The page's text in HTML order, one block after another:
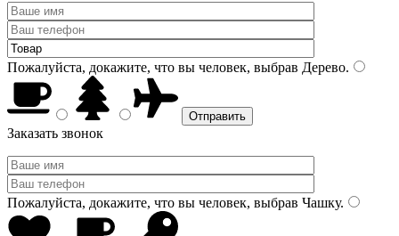
Пожалуйста, докажите, что вы человек, выбрав Дерево.
Заказать звонок
Пожалуйста, докажите, что вы человек, выбрав Чашку.